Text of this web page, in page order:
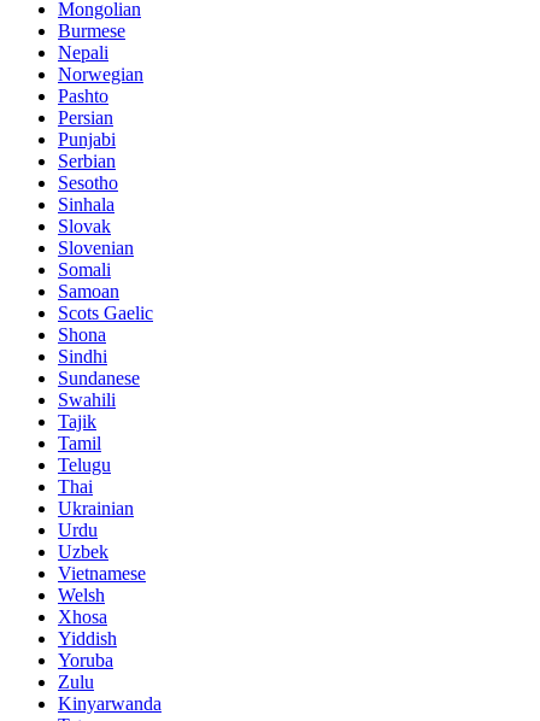
Mongolian
Burmese
Nepali
Norwegian
Pashto
Persian
Punjabi
Serbian
Sesotho
Sinhala
Slovak
Slovenian
Somali
Samoan
Scots Gaelic
Shona
Sindhi
Sundanese
Swahili
Tajik
Tamil
Telugu
Thai
Ukrainian
Urdu
Uzbek
Vietnamese
Welsh
Xhosa
Yiddish
Yoruba
Zulu
Kinyarwanda